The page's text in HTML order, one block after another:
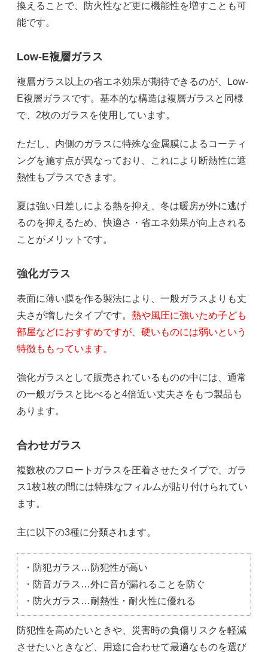
換えることで、防火性など更に機能性を増すことも可
能です。
Low-E複層ガラス
複層ガラス以上の省エネ効果が期待できるのが、Low-
E複層ガラスです。基本的な構造は複層ガラスと同様
で、2枚のガラスを使用しています。
ただし、内側のガラスに特殊な金属膜によるコーティ
ングを施す点が異なっており、これにより断熱性に遮
熱性もプラスできます。
夏は強い日差しによる熱を抑え、冬は暖房が外に逃げ
るのを抑えるため、快適さ・省エネ効果が向上される
ことがメリットです。
強化ガラス
表面に薄い膜を作る製法により、一般ガラスよりも丈
夫さが増したタイプです。 熱や風圧に強いため子ども
部屋などにおすすめですが、硬いものには弱いという
特徴ももっています。
強化ガラスとして販売されているものの中には、通常
の一般ガラスと比べると4倍近い丈夫さをもつ製品も
あります。
合わせガラス
複数枚のフロートガラスを圧着させたタイプで、ガラ
ス1枚1枚の間には特殊なフィルムが貼り付けられてい
ます。
主に以下の3種に分類されます。
・防犯ガラス…防犯性が高い
・防音ガラス…外に音が漏れることを防ぐ
・防火ガラス…耐熱性・耐火性に優れる
防犯性を高めたいときや、災害時の負傷リスクを軽減
させたいときなど、用途に合わせて最適なものを選び